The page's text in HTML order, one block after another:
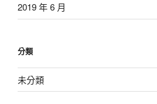
2019 年 6 月
分類
未分類